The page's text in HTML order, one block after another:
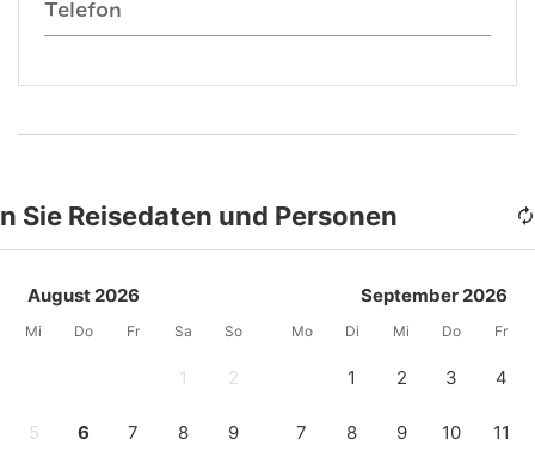
Telefon
Sie Reisedaten und Personen
August 2026
Mi Do Fr Sa So
1 2
5 6 7 8 9
September 2026
Mo Di Mi Do Fr
1 2 3 4
7 8 9 10 11